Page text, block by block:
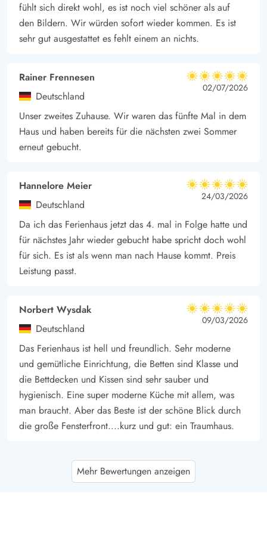
in Husby liegen weniger als 1 Kilometer entfernt.
* Es gibt nur 3 deutsche Kanäle in diesem Ferienhaus
fühlt sich direkt wohl, es ist noch viel schöner als auf
den Bildern. Wir würden sofort wieder kommen. Es ist
sehr gut ausgestattet es fehlt einem an nichts.
Rainer Frennesen
Deutschland
5 von 5
5 von 5
5 out of 5
02/07/2026
Unser zweites Zuhause. Wir waren das fünfte Mal in dem
Haus und haben bereits für die nächsten zwei Sommer
erneut gebucht.
Hannelore Meier
Deutschland
5 von 5
5 von 5
5 out of 5
24/03/2026
Da ich das Ferienhaus jetzt das 4. mal in Folge hatte und
für nächstes Jahr wieder gebucht habe spricht doch wohl
für sich. Es ist als wenn man nach Hause kommt. Preis
Leistung passt.
Norbert Wysdak
Deutschland
5 von 5
5 von 5
5 out of 5
09/03/2026
Das Ferienhaus ist hell und freundlich. Sehr moderne
und gemütliche Einrichtung, die Betten sind Klasse und
die Bettdecken und Kissen sind sehr sauber und
hygienisch. Eine super moderne Küche mit allem, was
man braucht. Aber das Beste ist der schöne Blick durch
die große Fensterfront....kurz und gut: ein Traumhaus.
Dirk Walloch-Saxen
Deutschland
5 von 5
5 out of 5
Mehr Bewertungen anzeigen